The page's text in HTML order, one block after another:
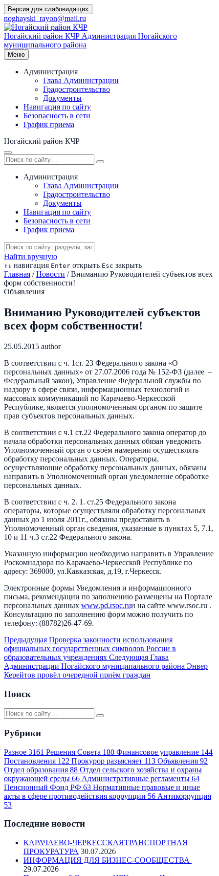
Перейти
к
содержимому
Версия для слабовидящих
noghayski_rayon@mail.ru
Ногайский район КЧР Администрация Ногайского
муниципального района
Меню
Администрация
Глава Администрации
Градостроительство
Документы
Навигация по сайту
Безопасность в сети
График приема
Ногайский район КЧР
Администрация
Глава Администрации
Градостроительство
Документы
Навигация по сайту
Безопасность в сети
График приема
Найти вручную
↑ ↓ навигация Enter открыть Esc закрыть
Главная / Новости / Вниманию Руководителей субъектов всех
форм собственности!
Объявления
Вниманию Руководителей субъектов
всех форм собственности!
25.05.2015 author
В соответствии с ч. 1ст. 23 Федерального закона «О
персональных данных» от 27.07.2006 года № 152-ФЗ (далее –
Федеральный закон), Управление Федеральной службы по
надзору в сфере связи, информационных технологий и
массовых коммуникаций по Карачаево-Черкесской
Республике, является уполномоченным органом по защите
прав субъектов персональных данных.
В соответствии с ч.1 ст.22 Федерального закона оператор до
начала обработки персональных данных обязан уведомить
Уполномоченный орган о своём намерении осуществлять
обработку персональных данных. Операторы,
осуществляющие обработку персональных данных, обязаны
направить в Уполномоченный орган уведомление обработке
персональных данных.
В соответствии с ч. 2. 1. ст.25 Федерального закона
операторы, которые осуществляли обработку персональных
данных до 1 июля 2011г., обязаны предоставить в
Уполномоченный орган сведения, указанные в пунктах 5, 7.1,
10 и 11 ч.3 ст.22 Федерального закона.
Указанную информацию необходимо направить в Управление
Роскомнадзора по Карачаево-Черкесской Республике по
адресу: 369000, ул.Кавказская, д.19, г.Черкесск.
Электронные формы Уведомления и информационного
письма, рекомендации по заполнению размещены на Портале
персональных данных www.pd.rsoc.ruи на сайте www.rsoc.ru .
Консультацию по заполнению форм можно получить по
телефону: (88782)26-47-69.
Предыдущая Проверка законности использования
официальных государственных символов России в
образовательных учреждениях Следующая Глава
Администрации Ногайского муниципального района Энвер
Керейтов провёл очередной приём граждан
Поиск
Рубрики
Разное 3161 Решения Совета 180 Финансовое управление 144
Постановления 122 Прокурор разъясняет 113 Объявления 92
Отдел образования 88 Отдел сельского хозяйства и охраны
окружающей среды 66 Административные регламенты 64
Пенсионный Фонд РФ 63 Нормативные правовые и иные
акты в сфере противодействия коррупции 56 Антикоррупция
53
Последние новости
КАРАЧАЕВО-ЧЕРКЕССКАЯТРАНСПОРТНАЯ
ПРОКУРАТУРА 30.07.2026
ИНФОРМАЦИЯ ДЛЯ БИЗНЕС-СООБЩЕСТВА
29.07.2026